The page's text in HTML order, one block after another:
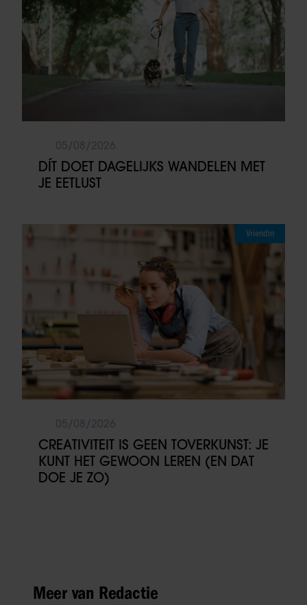
DÍT DOET DAGELIJKS WANDELEN MET
JE EETLUST
Vriendin
CREATIVITEIT IS GEEN TOVERKUNST: JE
KUNT HET GEWOON LEREN (EN DAT
DOE JE ZO)
Meer van Redactie